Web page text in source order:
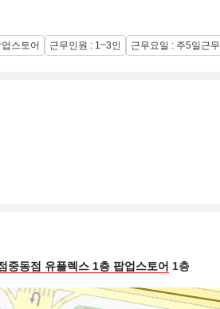
스토어 근무인원 : 1~3인 근무요일 : 주5일근무
중동점 유플렉스 1층 팝업스토어 1층